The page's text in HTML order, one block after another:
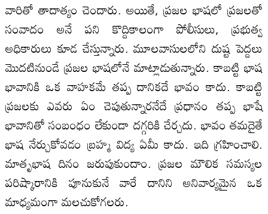
వారితో తాదాత్యం చెందారు. అయితే, ప్రజల భాషలో ప్రజలతో
సంవాదం అనే పని కొద్దికాలంగా పోలీసులు, ప్రభుత్వ
అధికారులు కూడ చేస్తున్నారు. మూలవాసులలోని దుష్ట పెద్దలు
మొదటినుండే ప్రజల భాషలోనే మాట్లాడుతున్నారు. కాబట్టి భాష
భావానికి ఒక వాహకమే తప్ప దానికదే భావం కాదు. కాబట్టి
ప్రజలకు ఎవరు ఏం చెపుతున్నారనేదే ప్రధానం తప్ప భాషే
భావానితో సంబంధం లేకుండా దగ్గరికి చేర్చదు. భావం తమదైతే
భాష నేర్చుకోవడం బ్రహ్మ విద్య ఏమీ కాదు. ఇది గ్రహించాలి.
మాతృభాష దినం జరుపుకుందాం. ప్రజల మౌలిక సమస్యల
పరిష్కారానికి పూనుకునే వారే దానిని అనివార్యమైన ఒక
మాధ్యమంగా మలచుకోగలరు.